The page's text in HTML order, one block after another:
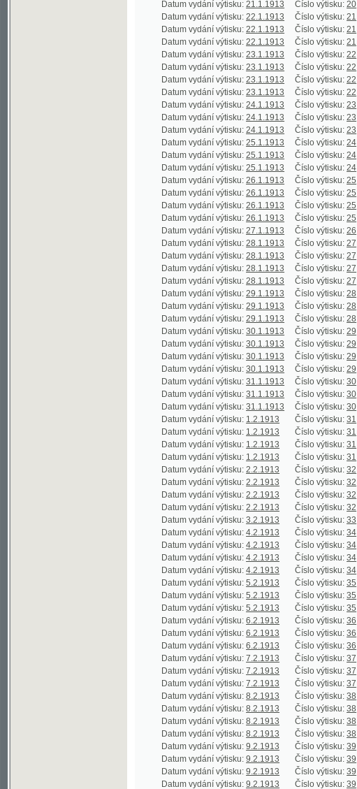
Datum vydání výtisku:24.1.1913 Číslo výtisku: 23
Datum vydání výtisku:24.1.1913 Číslo výtisku: 23 - příloha
Datum vydání výtisku:25.1.1913 Číslo výtisku: 24
Datum vydání výtisku:25.1.1913 Číslo výtisku: 24
Datum vydání výtisku:25.1.1913 Číslo výtisku: 24 - příloha
Datum vydání výtisku:26.1.1913 Číslo výtisku: 25
Datum vydání výtisku: 26.1.1913 Číslo výtisku: 25 - příloha
Datum vydání výtisku: 26.1.1913 Číslo výtisku: 25 - příloha
Datum vydání výtisku:26.1.1913 Číslo výtisku: 25 - příloha
Datum vydání výtisku:27.1.1913 Číslo výtisku: 26
Datum vydání výtisku:28.1.1913 Číslo výtisku: 27
Datum vydání výtisku:28.1.1913 Číslo výtisku: 27 - příloha
Datum vydání výtisku:28.1.1913 Číslo výtisku: 27
Datum vydání výtisku:28.1.1913 Číslo výtisku: 27 - příloha
Datum vydání výtisku:29.1.1913 Číslo výtisku: 28
Datum vydání výtisku:29.1.1913 Číslo výtisku: 28
Datum vydání výtisku:29.1.1913 Číslo výtisku: 28 - příloha
Datum vydání výtisku: 30.1.1913 Číslo výtisku: 29
Datum vydání výtisku: 30.1.1913 Číslo výtisku: 29 - příloha
Datum vydání výtisku:30.1.1913 Číslo výtisku: 29
Datum vydání výtisku:30.1.1913 Číslo výtisku: 29 - příloha
Datum vydání výtisku:31.1.1913 Číslo výtisku: 30
Datum vydání výtisku:31.1.1913 Číslo výtisku: 30
Datum vydání výtisku:31.1.1913 Číslo výtisku: 30 - příloha
Datum vydání výtisku:1.2.1913 Číslo výtisku: 31
Datum vydání výtisku:1.2.1913 Číslo výtisku: 31 - příloha
Datum vydání výtisku:1.2.1913 Číslo výtisku: 31
Datum vydání výtisku:1.2.1913 Číslo výtisku: 31 - příloha
Datum vydání výtisku: 2.2.1913 Číslo výtisku: 32
Datum vydání výtisku: 2.2.1913 Číslo výtisku: 32 - příloha
Datum vydání výtisku:2.2.1913 Číslo výtisku: 32 - příloha
Datum vydání výtisku:2.2.1913 Číslo výtisku: 32 - příloha
Datum vydání výtisku:3.2.1913 Číslo výtisku: 33
Datum vydání výtisku:4.2.1913 Číslo výtisku: 34
Datum vydání výtisku:4.2.1913 Číslo výtisku: 34 - příloha
Datum vydání výtisku:4.2.1913 Číslo výtisku: 34
Datum vydání výtisku:4.2.1913 Číslo výtisku: 34 - příloha
Datum vydání výtisku:5.2.1913 Číslo výtisku: 35
Datum vydání výtisku:5.2.1913 Číslo výtisku: 35
Datum vydání výtisku: 5.2.1913 Číslo výtisku: 35 - příloha
Datum vydání výtisku: 6.2.1913 Číslo výtisku: 36
Datum vydání výtisku:6.2.1913 Číslo výtisku: 36
Datum vydání výtisku:6.2.1913 Číslo výtisku: 36 - příloha
Datum vydání výtisku:7.2.1913 Číslo výtisku: 37
Datum vydání výtisku:7.2.1913 Číslo výtisku: 37
Datum vydání výtisku:7.2.1913 Číslo výtisku: 37 - příloha
Datum vydání výtisku:8.2.1913 Číslo výtisku: 38
Datum vydání výtisku:8.2.1913 Číslo výtisku: 38 - příloha
Datum vydání výtisku:8.2.1913 Číslo výtisku: 38
Datum vydání výtisku:8.2.1913 Číslo výtisku: 38 - příloha
Datum vydání výtisku: 9.2.1913 Číslo výtisku: 39
Datum vydání výtisku: 9.2.1913 Číslo výtisku: 39 - příloha
Datum vydání výtisku:9.2.1913 Číslo výtisku: 39 - příloha
Datum vydání výtisku:9.2.1913 Číslo výtisku: 39 - příloha
Datum vydání výtisku:10.2.1913 Číslo výtisku: 40
Datum vydání výtisku:11.2.1913 Číslo výtisku: 41
Datum vydání výtisku:11.2.1913 Číslo výtisku: 41 - příloha
Datum vydání výtisku:11.2.1913 Číslo výtisku: 41
Datum vydání výtisku:11.2.1913 Číslo výtisku: 41 - příloha
Datum vydání výtisku:12.2.1913 Číslo výtisku: 42
Datum vydání výtisku:12.2.1913 Číslo výtisku: 42
Datum vydání výtisku: 12.2.1913 Číslo výtisku: 42 - příloha
Datum vydání výtisku: 13.2.1913 Číslo výtisku: 43
Datum vydání výtisku:13.2.1913 Číslo výtisku: 43 - příloha
Datum vydání výtisku:13.2.1913 Číslo výtisku: 43
Datum vydání výtisku:13.2.1913 Číslo výtisku: 43 - příloha
Datum vydání výtisku:14.2.1913 Číslo výtisku: 44
Datum vydání výtisku:14.2.1913 Číslo výtisku: 44
Datum vydání výtisku:14.2.1913 Číslo výtisku: 44 - příloha